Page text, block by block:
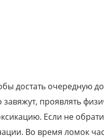
достать очередную
проявлять
Если не
Во время ломок